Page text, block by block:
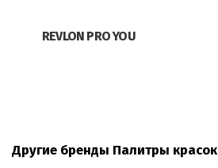
REVLON PRO YOU
Другие бренды Палитры красок
О компании